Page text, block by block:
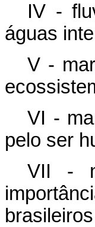
IV -
águas
V -
VI -
pelo ser
VII -